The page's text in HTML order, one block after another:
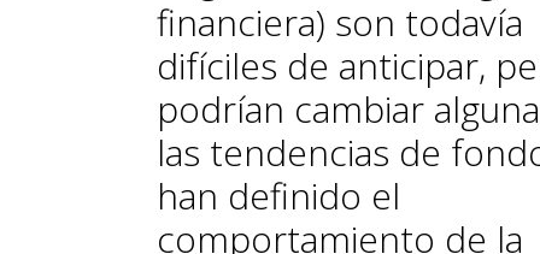
financiera) son todavía
difíciles de anticipar,
podrían cambiar
las tendencias de
han definido el
comportamiento de la